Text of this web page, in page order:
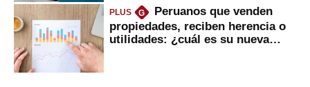
PLUS G
Peruanos que venden
propiedades, reciben herencia o
utilidades: ¿cuál es su nueva